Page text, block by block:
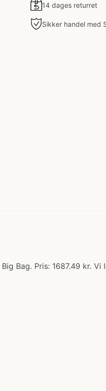
14 dages returret
Sikker handel med
Bag. Pris: 1687.49 kr.